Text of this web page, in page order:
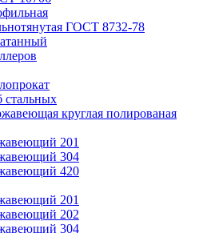
ГОСТ 8732-78
стальных
круглая полированая
201
304
420
201
202
304